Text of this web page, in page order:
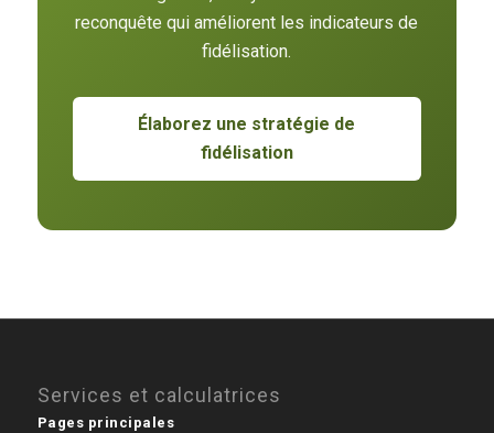
reconquête qui améliorent les indicateurs de
fidélisation.
Élaborez une stratégie de
fidélisation
Services et calculatrices
Pages principales